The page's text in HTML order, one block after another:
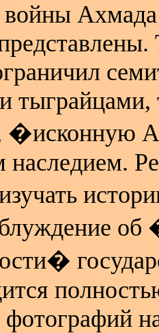
Ахмада
тыграйцами,
�исконную
наследием.
изучать